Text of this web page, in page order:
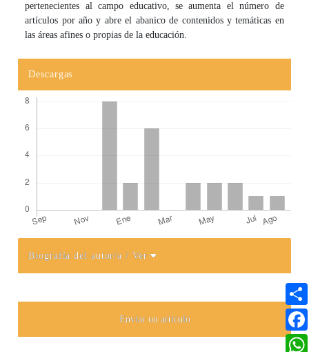
pertenecientes al campo educativo, se aumenta el número de
artículos por año y abre el abanico de contenidos y temáticas en
las áreas afines o propias de la educación.
Descargas
Biografía del autor/a/ Ver
Enviar un artículo